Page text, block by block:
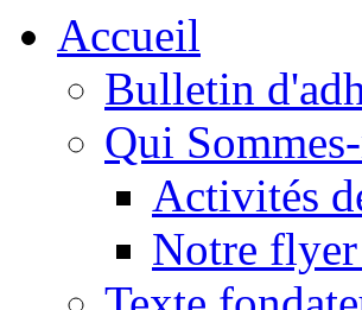
Accueil
Bulletin
Qui
Activités
Notre